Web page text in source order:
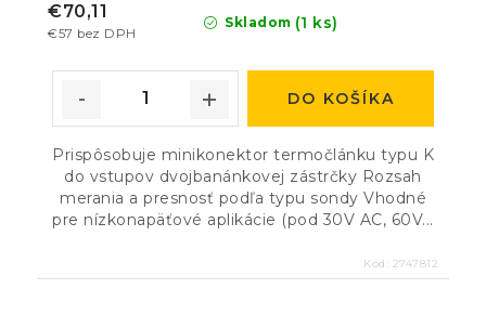
Skladom (1 ks)
€57 bez DPH
€70,11
DO KOŠÍKA
Prispôsobuje minikonektor termočlánku typu K
do vstupov dvojbanánkovej zástrčky Rozsah
merania a presnosť podľa typu sondy Vhodné
pre nízkonapäťové aplikácie (pod 30V AC, 60V...
Kód: 2747812